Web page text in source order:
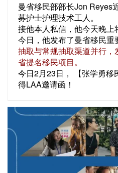
曼省移民部部长Jon Reyes
募护士护理技术工人。
接他本人私信，他今天晚上
今日，他发布了曼省移民重
抽取与常规抽取渠道并行
省提名移民项目。
今日2月23日， 【张学勇
得LAA邀请函！